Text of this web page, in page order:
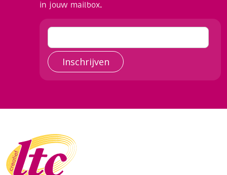
in jouw mailbox.
Inschrijven